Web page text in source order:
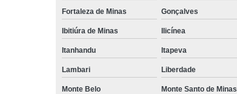
Fortaleza de Minas Gonçalves
Ibitiúra de Minas Ilicínea
Itanhandu Itapeva
Lambari Liberdade
Monte Belo Monte Santo de Minas